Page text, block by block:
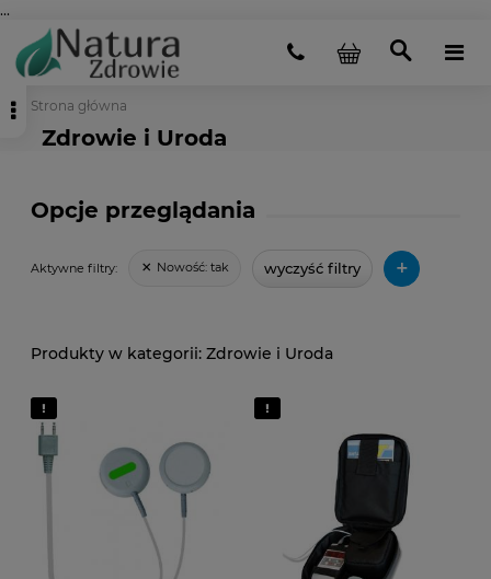
...
Strona główna
Zdrowie i Uroda
Opcje przeglądania
Aktywne filtry: Nowość: tak wyczyść filtry +
Zdrowie i Uroda